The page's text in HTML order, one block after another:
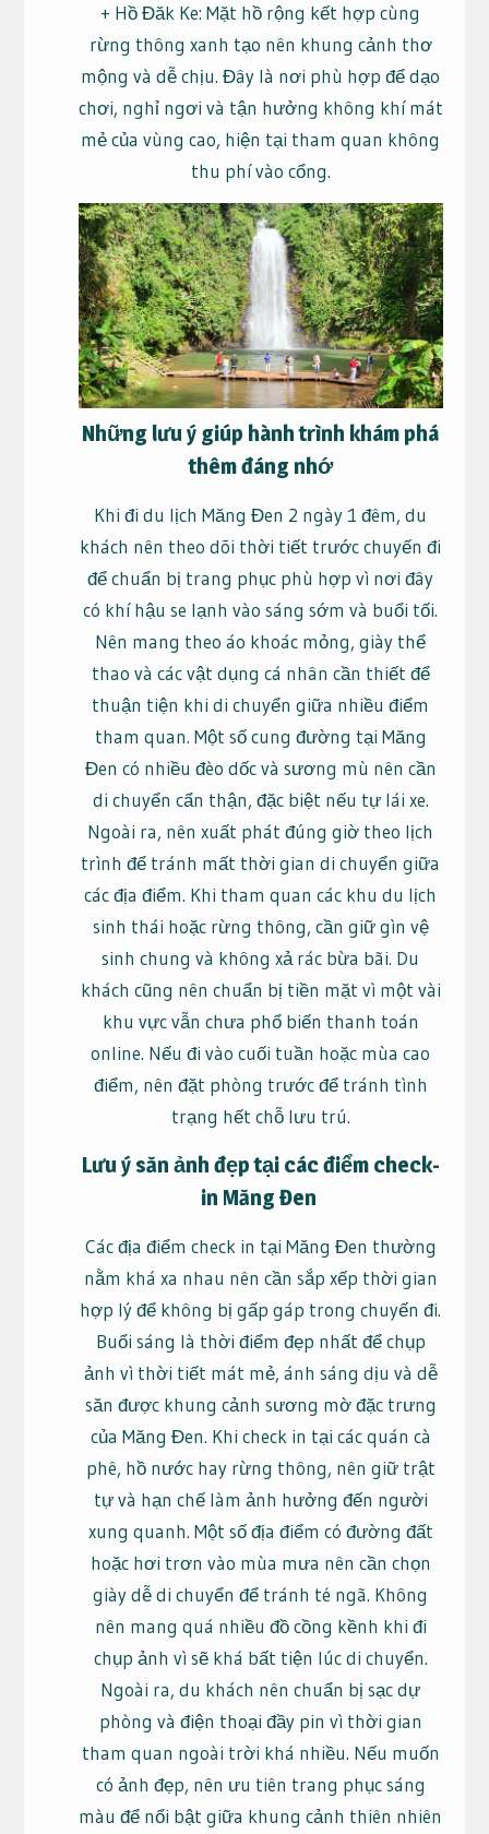
+ Hồ Đăk Ke: Mặt hồ rộng kết hợp cùng
rừng thông xanh tạo nên khung cảnh thơ
mộng và dễ chịu. Đây là nơi phù hợp để dạo
chơi, nghỉ ngơi và tận hưởng không khí mát
mẻ của vùng cao, hiện tại tham quan không
thu phí vào cổng.
Những lưu ý giúp hành trình khám phá
thêm đáng nhớ
Khi đi du lịch Măng Đen 2 ngày 1 đêm, du
khách nên theo dõi thời tiết trước chuyến đi
để chuẩn bị trang phục phù hợp vì nơi đây
có khí hậu se lạnh vào sáng sớm và buổi tối.
Nên mang theo áo khoác mỏng, giày thể
thao và các vật dụng cá nhân cần thiết để
thuận tiện khi di chuyển giữa nhiều điểm
tham quan. Một số cung đường tại Măng
Đen có nhiều đèo dốc và sương mù nên cần
di chuyển cẩn thận, đặc biệt nếu tự lái xe.
Ngoài ra, nên xuất phát đúng giờ theo lịch
trình để tránh mất thời gian di chuyển giữa
các địa điểm. Khi tham quan các khu du lịch
sinh thái hoặc rừng thông, cần giữ gìn vệ
sinh chung và không xả rác bừa bãi. Du
khách cũng nên chuẩn bị tiền mặt vì một vài
khu vực vẫn chưa phổ biến thanh toán
online. Nếu đi vào cuối tuần hoặc mùa cao
điểm, nên đặt phòng trước để tránh tình
trạng hết chỗ lưu trú.
Lưu ý săn ảnh đẹp tại các điểm check-
in Măng Đen
Các địa điểm check in tại Măng Đen thường
nằm khá xa nhau nên cần sắp xếp thời gian
hợp lý để không bị gấp gáp trong chuyến đi.
Buổi sáng là thời điểm đẹp nhất để chụp
ảnh vì thời tiết mát mẻ, ánh sáng dịu và dễ
săn được khung cảnh sương mờ đặc trưng
của Măng Đen. Khi check in tại các quán cà
phê, hồ nước hay rừng thông, nên giữ trật
tự và hạn chế làm ảnh hưởng đến người
xung quanh. Một số địa điểm có đường đất
hoặc hơi trơn vào mùa mưa nên cần chọn
giày dễ di chuyển để tránh té ngã. Không
nên mang quá nhiều đồ cồng kềnh khi đi
chụp ảnh vì sẽ khá bất tiện lúc di chuyển.
Ngoài ra, du khách nên chuẩn bị sạc dự
phòng và điện thoại đầy pin vì thời gian
tham quan ngoài trời khá nhiều. Nếu muốn
có ảnh đẹp, nên ưu tiên trang phục sáng
màu để nổi bật giữa khung cảnh thiên nhiên